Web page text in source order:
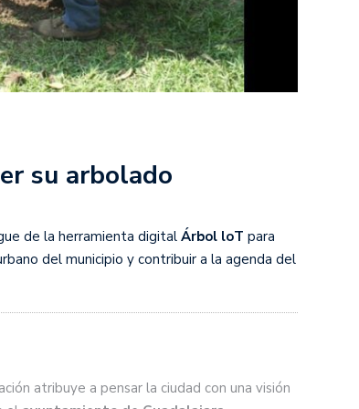
su arbolado
de la herramienta digitalÁrbol loT para
del municipio y contribuir a la agenda del
atribuye a pensar la ciudad con una visión